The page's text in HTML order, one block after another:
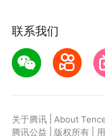
联系我们
关于腾讯 About
腾讯公益
版权所有